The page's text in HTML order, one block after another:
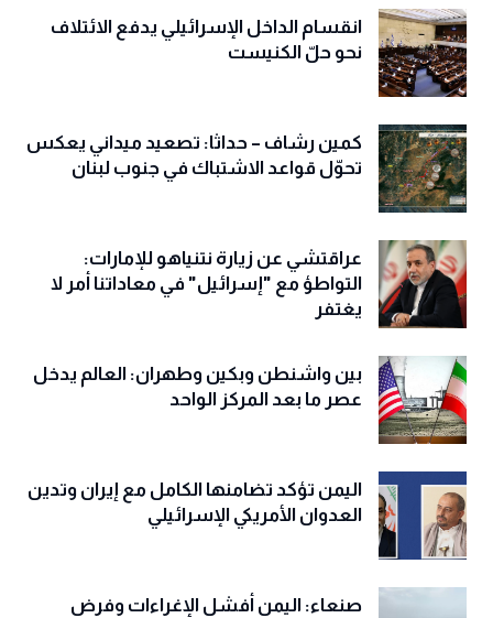
انقسام الداخل الإسرائيلي يدفع الائتلاف
نحو حلّ الكنيست
كمين رشاف – حداثا: تصعيد ميداني يعكس
تحوّل قواعد الاشتباك في جنوب لبنان
عراقتشي عن زيارة نتنياهو للإمارات:
التواطؤ مع "إسرائيل" في معاداتنا أمر لا
يغتفر
بين واشنطن وبكين وطهران: العالم يدخل
عصر ما بعد المركز الواحد
اليمن تؤكد تضامنها الكامل مع إيران وتدين
العدوان الأمريكي الإسرائيلي
صنعاء: اليمن أفشل الإغراءات وفرض